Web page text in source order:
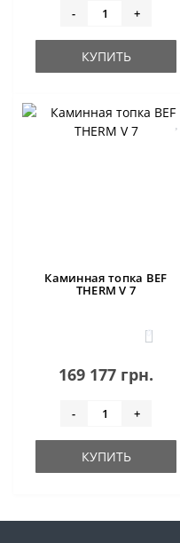
- +
КУПИТЬ
Каминная топка BEF
THERM V 7
0
169 177 грн.
- +
КУПИТЬ